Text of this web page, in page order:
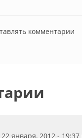
комментарии
января, 2012 - 19:37